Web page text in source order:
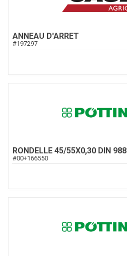
ANNEAU D'ARRET
#197297
RONDELLE 45/55X0,30 DIN 988
#00+166550